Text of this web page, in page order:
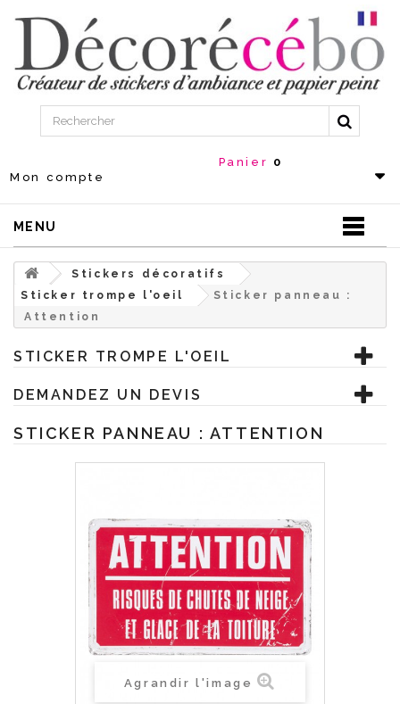
Mon compte
Panier 0
MENU
Stickers décoratifs
Sticker trompe l'oeil
Sticker panneau :
Attention
STICKER TROMPE L'OEIL
DEMANDEZ UN DEVIS
STICKER PANNEAU : ATTENTION
Agrandir l'image